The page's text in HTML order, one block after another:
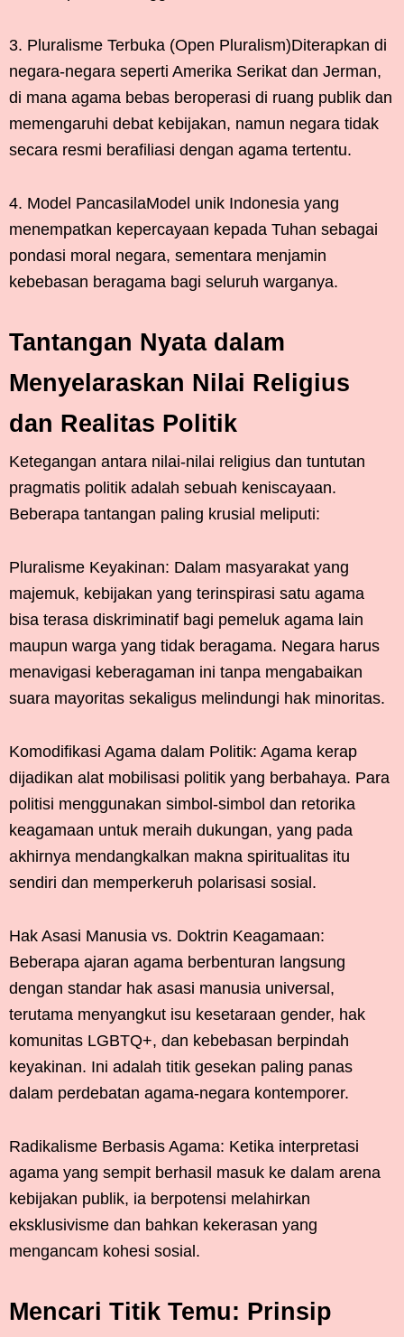
3. Pluralisme Terbuka (Open Pluralism)Diterapkan di
negara-negara seperti Amerika Serikat dan Jerman,
di mana agama bebas beroperasi di ruang publik dan
memengaruhi debat kebijakan, namun negara tidak
secara resmi berafiliasi dengan agama tertentu.
4. Model PancasilaModel unik Indonesia yang
menempatkan kepercayaan kepada Tuhan sebagai
pondasi moral negara, sementara menjamin
kebebasan beragama bagi seluruh warganya.
Tantangan Nyata dalam
Menyelaraskan Nilai Religius
dan Realitas Politik
Ketegangan antara nilai-nilai religius dan tuntutan
pragmatis politik adalah sebuah keniscayaan.
Beberapa tantangan paling krusial meliputi:
Pluralisme Keyakinan: Dalam masyarakat yang
majemuk, kebijakan yang terinspirasi satu agama
bisa terasa diskriminatif bagi pemeluk agama lain
maupun warga yang tidak beragama. Negara harus
menavigasi keberagaman ini tanpa mengabaikan
suara mayoritas sekaligus melindungi hak minoritas.
Komodifikasi Agama dalam Politik: Agama kerap
dijadikan alat mobilisasi politik yang berbahaya. Para
politisi menggunakan simbol-simbol dan retorika
keagamaan untuk meraih dukungan, yang pada
akhirnya mendangkalkan makna spiritualitas itu
sendiri dan memperkeruh polarisasi sosial.
Hak Asasi Manusia vs. Doktrin Keagamaan:
Beberapa ajaran agama berbenturan langsung
dengan standar hak asasi manusia universal,
terutama menyangkut isu kesetaraan gender, hak
komunitas LGBTQ+, dan kebebasan berpindah
keyakinan. Ini adalah titik gesekan paling panas
dalam perdebatan agama-negara kontemporer.
Radikalisme Berbasis Agama: Ketika interpretasi
agama yang sempit berhasil masuk ke dalam arena
kebijakan publik, ia berpotensi melahirkan
eksklusivisme dan bahkan kekerasan yang
mengancam kohesi sosial.
Mencari Titik Temu: Prinsip